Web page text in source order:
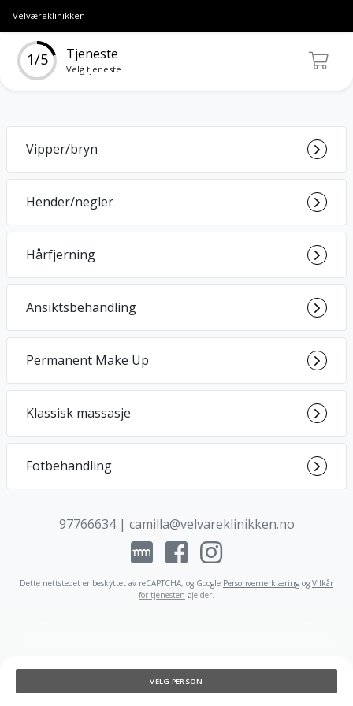
Velværeklinikken
1/5 Tjeneste
Velg tjeneste
Vipper/bryn
Hender/negler
Hårfjerning
Ansiktsbehandling
Permanent Make Up
Klassisk massasje
Fotbehandling
97766634 | camilla@velvareklinikken.no
Dette nettstedet er beskyttet av reCAPTCHA, og Google Personvernerklæring og Vilkår
for tjenesten gjelder.
VELG PERSON